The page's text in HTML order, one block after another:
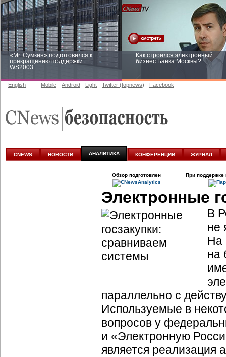
«Mr. Сумкин» подготовился к
прекращению поддержки
WS2003
Как строился электронный
бизнес Банка Москвы?
аналитике
English Mobile Android Light Twitter (topnews) Facebook
CNEWS НОВОСТИ АНАЛИТИКА КОНФЕРЕНЦИИ ЖУРНАЛ
Обзор подготовлен При поддержке
Электронные
В
не
На
на
параллельно с
Используемые в
вопросов у
и «Электронную
является реализация